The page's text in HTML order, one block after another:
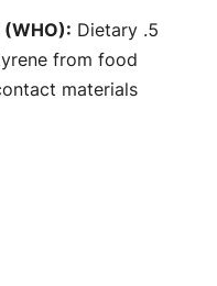
Dietary
from food
materials.